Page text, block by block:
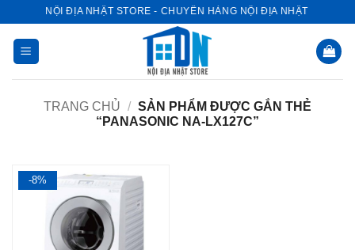
dung
NỘI ĐỊA NHẬT STORE - CHUYÊN HÀNG NỘI ĐỊA NHẬT
TRANG CHỦ / SẢN PHẨM ĐƯỢC GẮN THẺ
“PANASONIC NA-LX127C”
-8%